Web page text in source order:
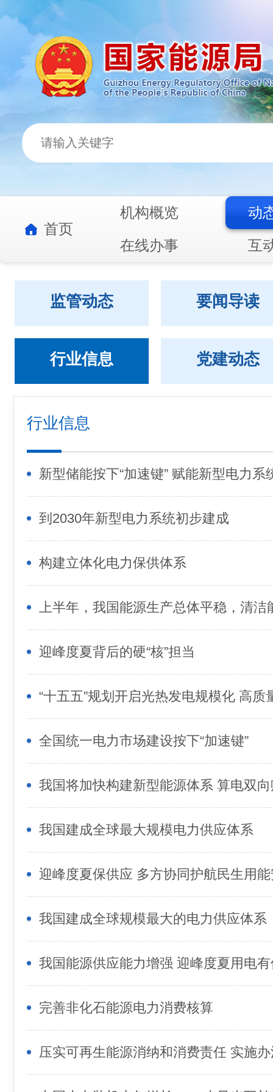
首页
机构概览
动
在线办事
互
监管动态 要闻导读
行业信息 党建动态
行业信息
新型储能按下“加速键” 赋能新型电力系
到2030年新型电力系统初步建成
构建立体化电力保供体系
迎峰度夏背后的硬“核”担当
“十五五”规划开启光热发电规模化 高质
全国统一电力市场建设按下“加速键”
我国将加快构建新型能源体系 算电双
我国建成全球最大规模电力供应体系
迎峰度夏保供应 多方协同护航民生用
我国建成全球规模最大的电力供应体系
我国能源供应能力增强 迎峰度夏用电
完善非化石能源电力消费核算
压实可再生能源消纳和消费责任 实施